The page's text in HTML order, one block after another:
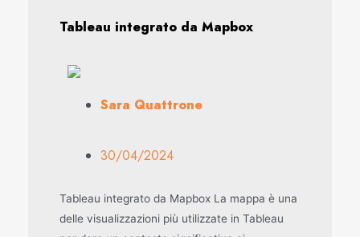
Tableau integrato da Mapbox
Sara Quattrone
30/04/2024
Tableau integrato da Mapbox La mappa è una
delle visualizzazioni più utilizzate in Tableau